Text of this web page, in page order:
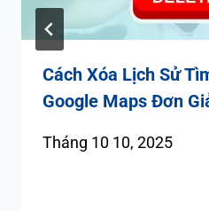
Cách Xóa Lịch Sử
Google Maps Đơn
Tháng 10 10, 2025